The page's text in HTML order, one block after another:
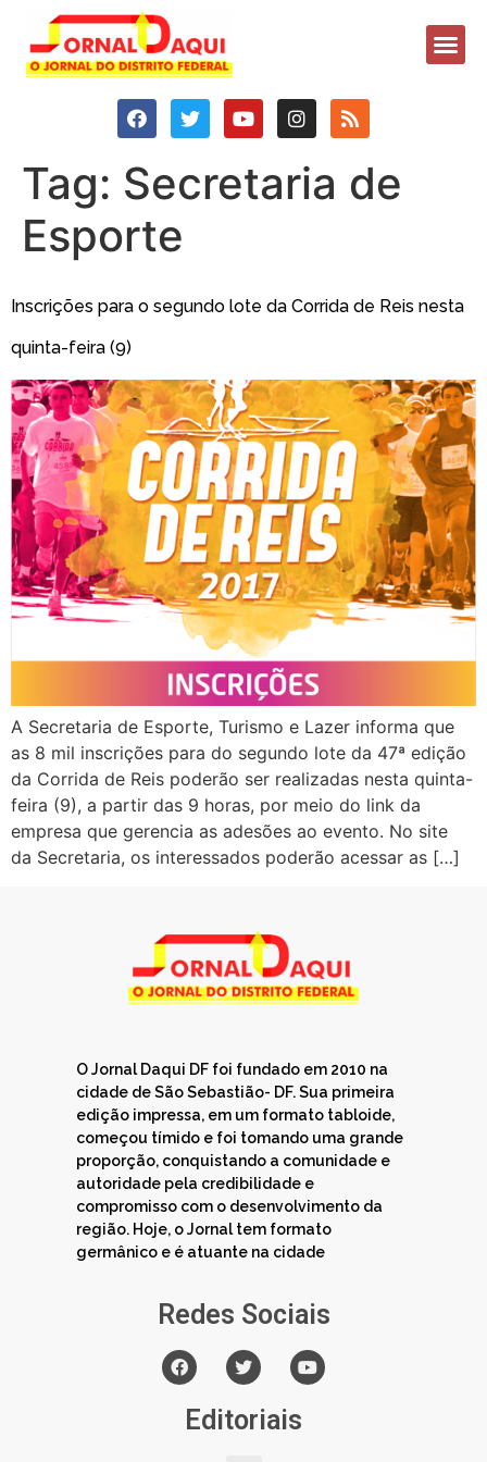
Tag: Secretaria de
Esporte
Inscrições para o segundo lote da Corrida de Reis nesta
quinta-feira (9)
A Secretaria de Esporte, Turismo e Lazer informa que
as 8 mil inscrições para do segundo lote da 47ª edição
da Corrida de Reis poderão ser realizadas nesta quinta-
feira (9), a partir das 9 horas, por meio do link da
empresa que gerencia as adesões ao evento. No site
da Secretaria, os interessados poderão acessar as […]
O Jornal Daqui DF foi fundado em 2010 na
cidade de São Sebastião- DF. Sua primeira
edição impressa, em um formato tabloide,
começou tímido e foi tomando uma grande
proporção, conquistando a comunidade e
autoridade pela credibilidade e
compromisso com o desenvolvimento da
região. Hoje, o Jornal tem formato
germânico e é atuante na cidade
Redes Sociais
Editoriais